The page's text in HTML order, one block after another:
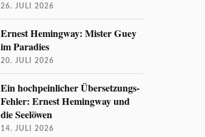
26. JULI 2026
Ernest Hemingway: Mister Guey
im Paradies
20. JULI 2026
Ein hochpeinlicher Übersetzungs-
Fehler: Ernest Hemingway und
die Seelöwen
14. JULI 2026